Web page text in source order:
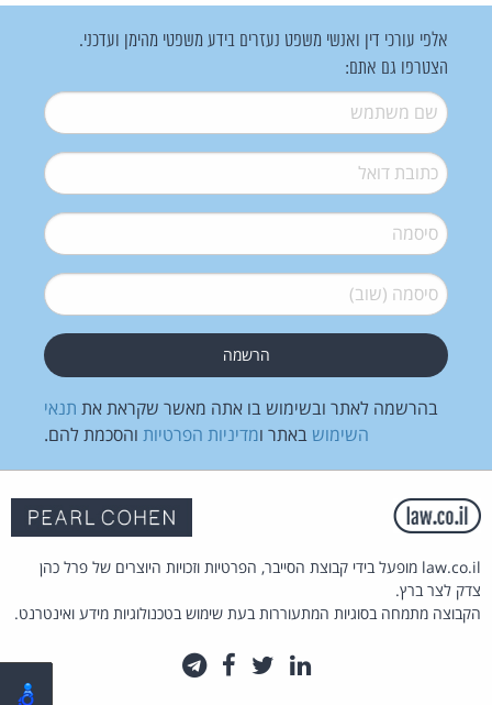
אלפי עורכי דין ואנשי משפט נעזרים בידע משפטי מהימן ועדכני.
הצטרפו גם אתם:
שם משתמש*
דואל*
סיסמה*
סיסמה (שוב)*
בהרשמה לאתר ובשימוש בו אתה מאשר שקראת את תנאי
השימוש באתר ומדיניות הפרטיות והסכמת להם.
law.co.il מופעל בידי קבוצת הסייבר, הפרטיות וזכויות היוצרים של פרל כהן
צדק לצר ברץ.
הקבוצה מתמחה בסוגיות המתעוררות בעת שימוש בטכנולוגיות מידע ואינטרנט.
לינקדאין
טוויטרפייסבוק